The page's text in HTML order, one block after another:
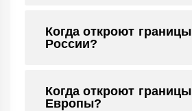
Когда откроют границы
России?
Когда откроют границы
Европы?